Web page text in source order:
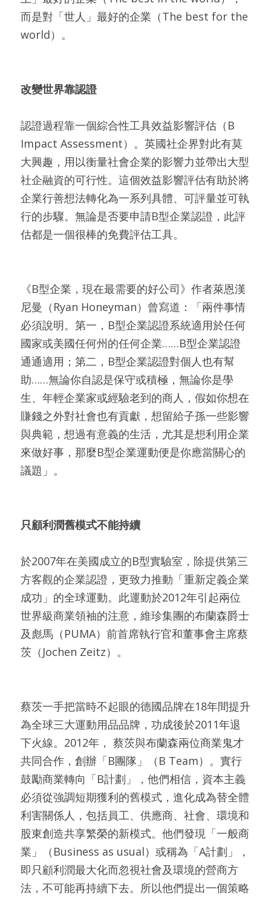
而是對「世人」最好的企業（The best for the
world）。
改變世界靠認證
認證過程靠一個綜合性工具效益影響評估（B
Impact Assessment）。英國社企界對此有莫
大興趣，用以衡量社會企業的影響力並帶出大型
社企融資的可行性。這個效益影響評估有助於將
企業行善想法轉化為一系列具體、可評量並可執
行的步驟。無論是否要申請B型企業認證，此評
估都是一個很棒的免費評估工具。
《B型企業，現在最需要的好公司》作者萊恩漢
尼曼（Ryan Honeyman）曾寫道：「兩件事情
必須說明。第一，B型企業認證系統適用於任何
國家或美國任何州的任何企業……B型企業認證
通通適用；第二，B型企業認證對個人也有幫
助……無論你自認是保守或積極，無論你是學
生、年輕企業家或經驗老到的商人，假如你想在
賺錢之外對社會也有貢獻，想留給子孫一些影響
與典範，想過有意義的生活，尤其是想利用企業
來做好事，那麼B型企業運動便是你應當關心的
議題」。
只顧利潤舊模式不能持續
於2007年在美國成立的B型實驗室，除提供第三
方客觀的企業認證，更致力推動「重新定義企業
成功」的全球運動。此運動於2012年引起兩位
世界級商業領袖的注意，維珍集團的布蘭森爵士
及彪馬（PUMA）前首席執行官和董事會主席蔡
茨（Jochen Zeitz）。
蔡茨一手把當時不起眼的德國品牌在18年間提升
為全球三大運動用品品牌，功成後於2011年退
下火線。2012年， 蔡茨與布蘭森兩位商業鬼才
共同合作，創辦「B團隊」（B Team）。實行
鼓勵商業轉向「B計劃」，他們相信，資本主義
必須從強調短期獲利的舊模式，進化成為替全體
利害關係人，包括員工、供應商、社會、環境和
股東創造共享繁榮的新模式。他們發現「一般商
業」（Business as usual）或稱為「A計劃」，
即只顧利潤最大化而忽視社會及環境的營商方
法，不可能再持續下去。所以他們提出一個策略